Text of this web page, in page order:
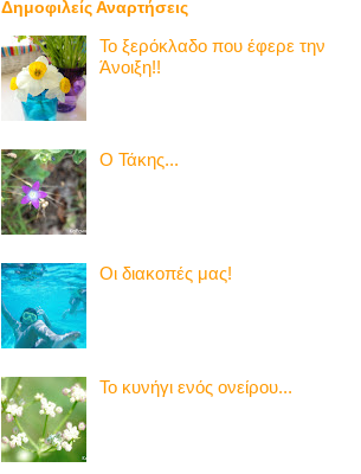
Δημοφιλείς Αναρτήσεις
Το ξερόκλαδο που έφερε την
Άνοιξη!!
Ο Τάκης...
Οι διακοπές μας!
Το κυνήγι ενός ονείρου...